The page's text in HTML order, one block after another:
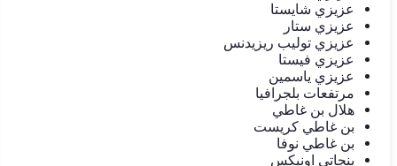
عزيزي شايستا
عزيزي ستار
عزيزي توليب ريزيدنس
عزيزي فيستا
عزيزي ياسمين
مرتفعات بلجرافيا
هلال بن غاطي
بن غاطي كريست
بن غاطي نوفا
بنجاتي اونيكس